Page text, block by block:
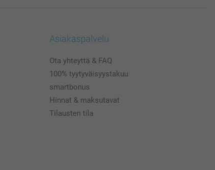
Asiakaspalvelu
Ota yhteyttä & FAQ
100% tyytyväisyystakuu
smartbonus
Hinnat & maksutavat
Tilausten tila